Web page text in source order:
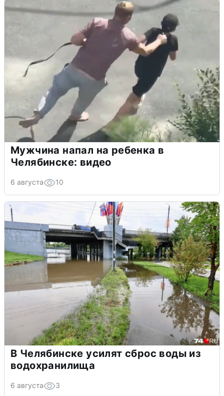
Мужчина напал на ребенка в
Челябинске: видео
6 августа 10
В Челябинске усилят сброс воды из
водохранилища
6 августа 3